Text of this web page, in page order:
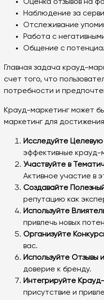
Оценка отзывов на
Наблюдение за
Отслеживание
Работа с
Общение с
Главная задача крауд-
счет того, что
потребности и
Крауд-маркетинг может
маркетинг для
Исследуйте
эффективные крауд-
Участвуйте в
Активное участие в
Создавайте
репутацию как
Используйте
привлечь новых
Организуйте
вас.
Используйте Отзывы
доверие к бренду.
Интегрируйте
присутствие и